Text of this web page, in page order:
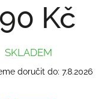
Kč
SKLADEM
doručit do: 7.8.2026